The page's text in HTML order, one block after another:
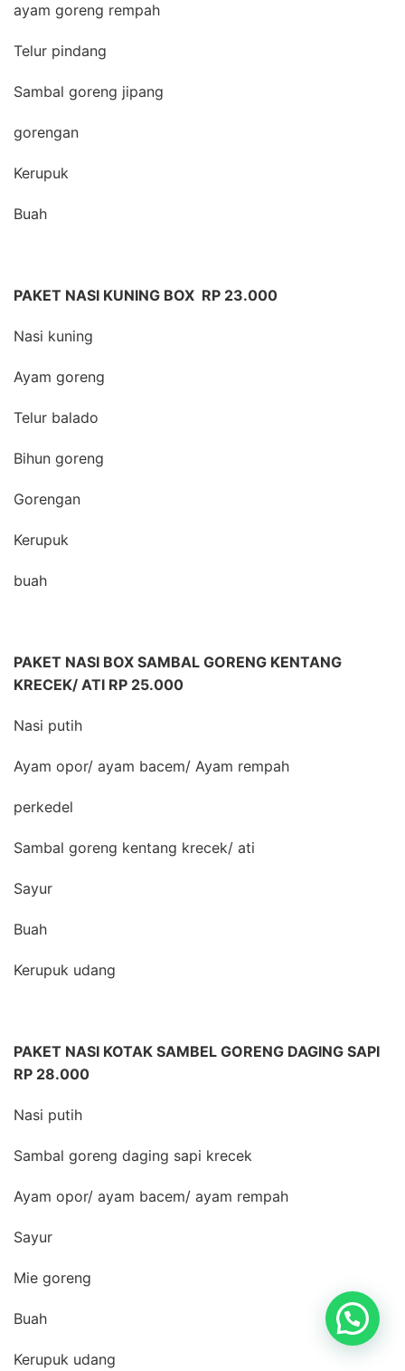
ayam goreng rempah
Telur pindang
Sambal goreng jipang
gorengan
Kerupuk
Buah
PAKET NASI KUNING BOX RP 23.000
Nasi kuning
Ayam goreng
Telur balado
Bihun goreng
Gorengan
Kerupuk
buah
PAKET NASI BOX SAMBAL GORENG KENTANG
KRECEK/ ATI RP 25.000
Nasi putih
Ayam opor/ ayam bacem/ Ayam rempah
perkedel
Sambal goreng kentang krecek/ ati
Sayur
Buah
Kerupuk udang
PAKET NASI KOTAK SAMBEL GORENG DAGING SAPI
RP 28.000
Nasi putih
Sambal goreng daging sapi krecek
Ayam opor/ ayam bacem/ ayam rempah
Sayur
Mie goreng
Buah
Kerupuk udang